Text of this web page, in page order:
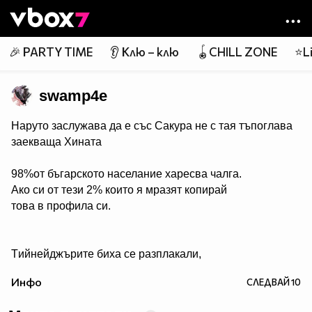
👾
🎉 PARTY TIME 👂 Клю – клю 🪀CHILL ZONE
swamp4e
Наруто заслужава да е със Сакура не с тая тъпоглава
заекваща Хината
98%от бъгарското населание харесва чалга.
Ако си от тези 2% които я мразят копирай
това в профила си.
Tийнейджърите биха се разплакали,
небостъргач, готов да скочи всеки момент. Ако си от
Инфо СЛЕДВАЙ10